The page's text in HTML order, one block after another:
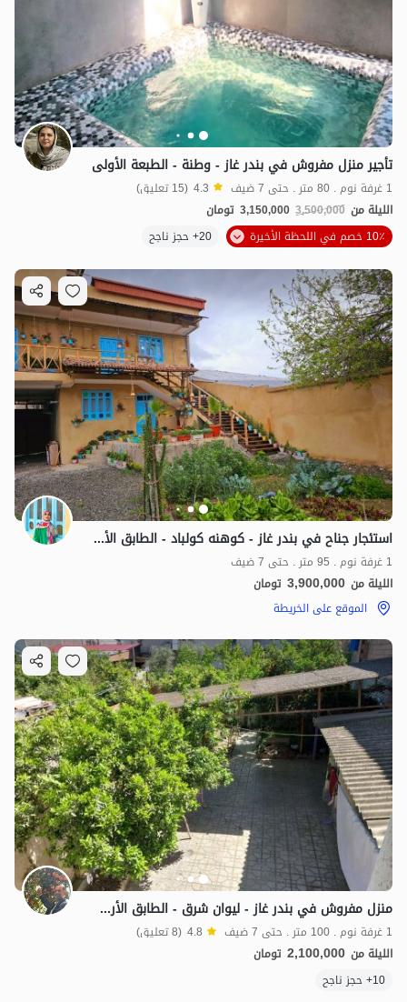
تأجير منزل مفروش في بندر غاز - وطنة - الطبعة الأولى
1 غرفة نوم . 80 متر . حتى 7 ضيف 4.3 (15 تعليق)
الليلة من 3,500,000
3,150,000 تومان
10٪ خصم في اللحظة الأخيرة
20+ حجز ناجح
استئجار جناح في بندر غاز - كوهنه كولباد - الطابق الأرضي
1 غرفة نوم . 95 متر . حتى 7 ضيف
الليلة من 3,900,000 تومان
الموقع على الخريطة
منزل مفروش في بندر غاز - ليوان شرق - الطابق الأرضي
1 غرفة نوم . 100 متر . حتى 7 ضيف 4.8 (8 تعليق)
الليلة من 2,100,000 تومان
10+ حجز ناجح